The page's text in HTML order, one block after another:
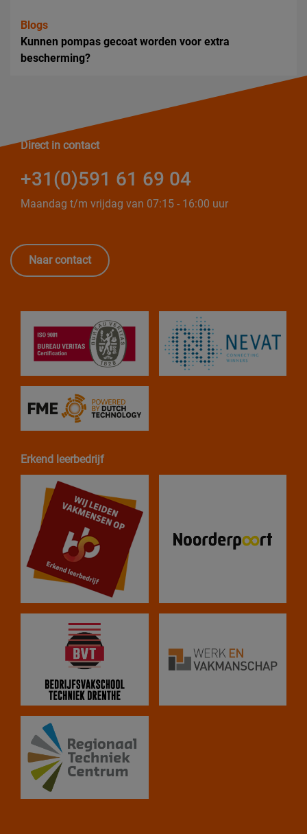
Blogs
Kunnen pompas gecoat worden voor extra
bescherming?
Direct in contact
+31(0)591 61 69 04
Maandag t/m vrijdag van 07:15 - 16:00 uur
Naar contact
Erkend leerbedrijf